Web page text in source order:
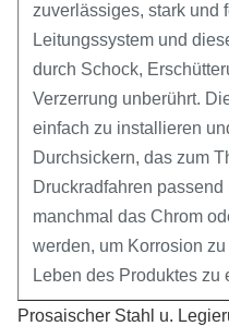
zuverlässiges, stark und
Leitungssystem und
durch Schock,
Verzerrung unberührt.
einfach zu installieren
Durchsickern, das zum
Druckradfahren
manchmal das Chrom
werden, um Korrosion
Leben des Produktes zu
Prosaischer Stahl u.